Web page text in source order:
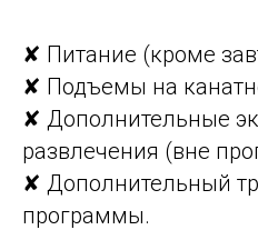
✘ Питание (кроме
✘ Подъемы на
✘ Дополнительные
развлечения (вне
✘ Дополнительный
программы.